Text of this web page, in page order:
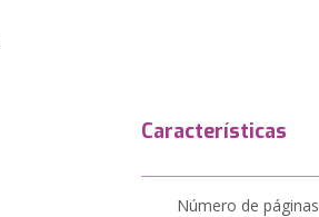
Características
Número de páginas